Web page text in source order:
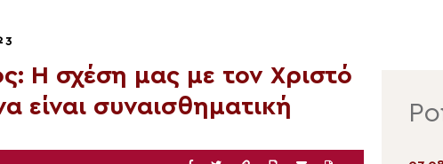
Η σχέση μας με τον Χριστό
είναι συναισθηματική